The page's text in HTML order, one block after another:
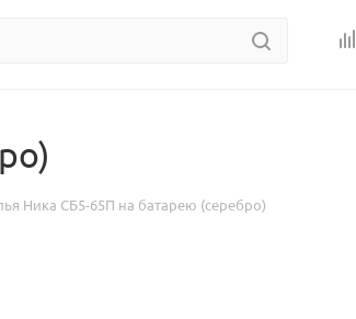
Ника СБ5-65П на батарею (серебро)